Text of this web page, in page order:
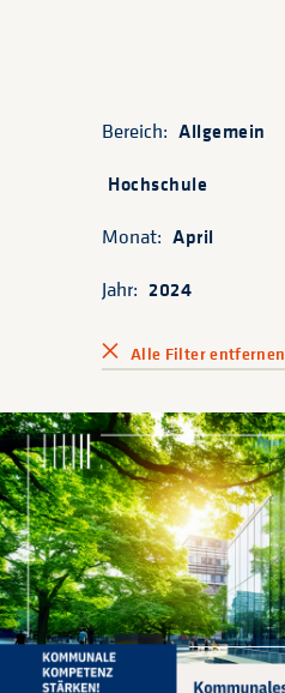
Bereich: Allgemein
Hochschule
Monat: April
Jahr: 2024
Alle Filter entfernen